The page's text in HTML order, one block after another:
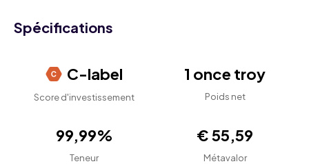
Spécifications
C-label
Score d'investissement
1 once troy
Poids net
99,99%
Teneur
€ 55,59
Métavalor